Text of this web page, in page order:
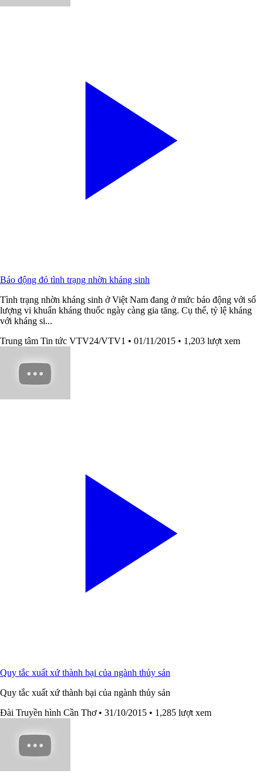
Báo động đỏ tình trạng nhờn kháng sinh
Tình trạng nhờn kháng sinh ở Việt Nam đang ở mức báo động với số
lượng vi khuẩn kháng thuốc ngày càng gia tăng. Cụ thể, tỷ lệ kháng
với kháng si...
Trung tâm Tin tức VTV24/VTV1 • 01/11/2015 • 1,203 lượt xem
Quy tắc xuất xứ thành bại của ngành thủy sản
Quy tắc xuất xứ thành bại của ngành thủy sản
Đài Truyền hình Cần Thơ • 31/10/2015 • 1,285 lượt xem